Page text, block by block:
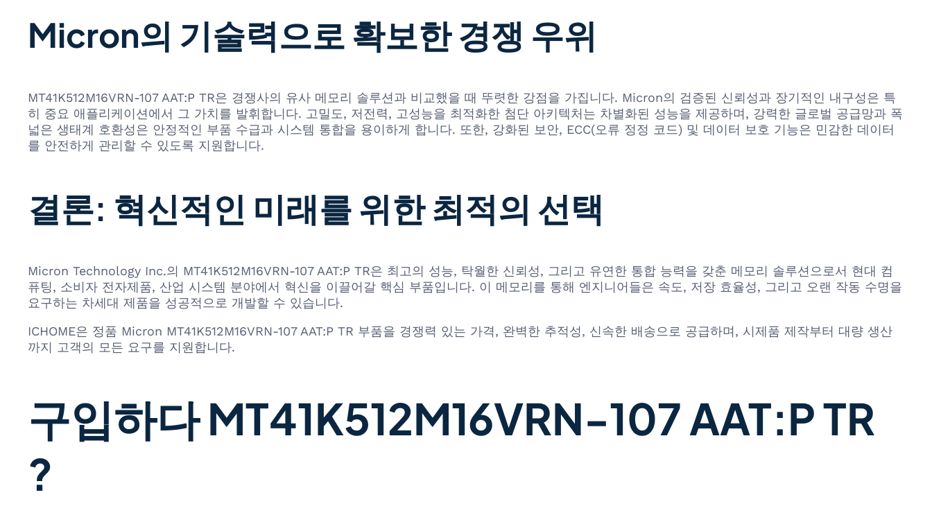
Micron의 기술력으로 확보한 경쟁 우위
MT41K512M16VRN-107 AAT:P TR은 경쟁사의 유사 메모리 솔루션과 비교했을 때 뚜렷한 강점을 가집니다. Micron의 검증된 신뢰성과 장기적인 내구성은 특
히 중요 애플리케이션에서 그 가치를 발휘합니다. 고밀도, 저전력, 고성능을 최적화한 첨단 아키텍처는 차별화된 성능을 제공하며, 강력한 글로벌 공급망과 폭
넓은 생태계 호환성은 안정적인 부품 수급과 시스템 통합을 용이하게 합니다. 또한, 강화된 보안, ECC(오류 정정 코드) 및 데이터 보호 기능은 민감한 데이터
를 안전하게 관리할 수 있도록 지원합니다.
결론: 혁신적인 미래를 위한 최적의 선택
Micron Technology Inc.의 MT41K512M16VRN-107 AAT:P TR은 최고의 성능, 탁월한 신뢰성, 그리고 유연한 통합 능력을 갖춘 메모리 솔루션으로서 현대 컴
퓨팅, 소비자 전자제품, 산업 시스템 분야에서 혁신을 이끌어갈 핵심 부품입니다. 이 메모리를 통해 엔지니어들은 속도, 저장 효율성, 그리고 오랜 작동 수명을
요구하는 차세대 제품을 성공적으로 개발할 수 있습니다.
ICHOME은 정품 Micron MT41K512M16VRN-107 AAT:P TR 부품을 경쟁력 있는 가격, 완벽한 추적성, 신속한 배송으로 공급하며, 시제품 제작부터 대량 생산
까지 고객의 모든 요구를 지원합니다.
구입하다 MT41K512M16VRN-107 AAT:P TR
?